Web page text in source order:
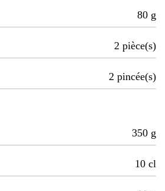
80 g
2 pièce(s)
2 pincée(s)
350 g
10 cl